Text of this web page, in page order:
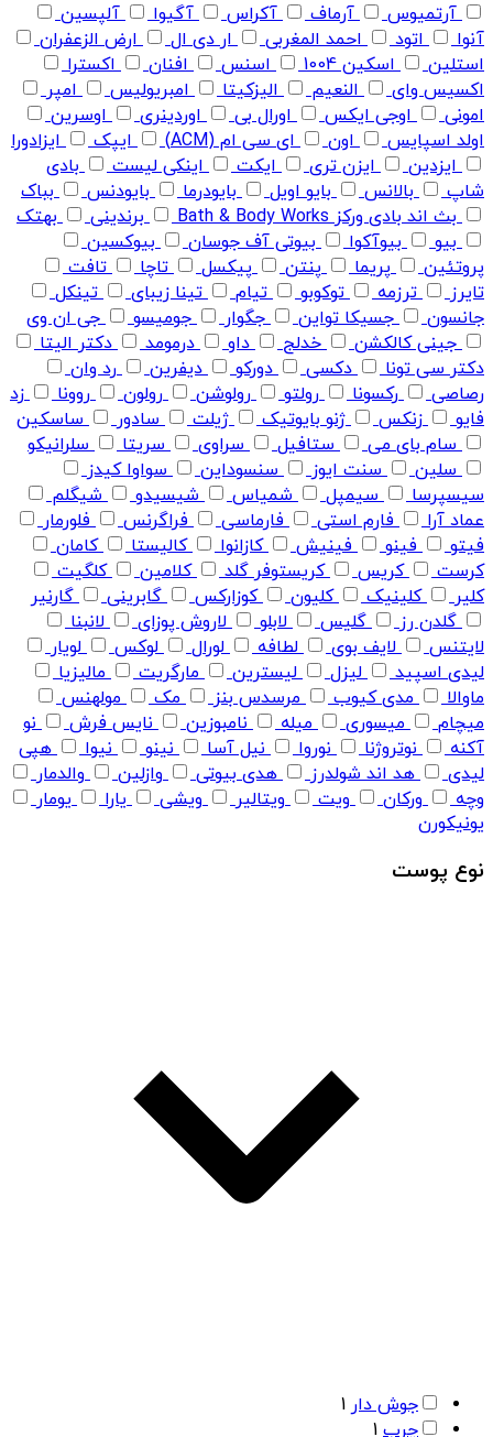
آرتمیوس آرماف آکراس آگیوا
آلپسین
آنوا
اتود احمد المغربی ار دی ال
ارض الزعفران
استلین
اسکین 1004 اسنس افنان
اکسترا
اکسیس وای
النعیم الیزکیتا امبریولیس
امپر
امونی
اوجی ایکس اورال بی اوردینری
اوسرین
اولد اسپایس
اون ای سی ام (ACM) ایپک
ایزادورا
ایزدین
ایزن تری ایکت اینکی لیست
بادی
شاپ
بالانس بایو اویل بایودرما بایودنس
بباک
بث اند بادی ورکز Bath & Body Works
برندینی
بهتک
بیو
بیوآکوا بیوتی آف جوسان
بیوکسین
پروتئین
پریما پنتن پیکسل تاچا
تافت
تایرز
ترزمه توکوبو تیام تینا زیبای
تینکل
جانسون
جسیکا تواین جگوار جومیسو
جی ان وی
جینی کالکشن
خدلج داو درمومد
دکتر الیتا
دکتر سی تونا
دکسی دورکو دیفرین
رد وان
رصاصی
رکسونا رولتو رولوشن رولون روونا
زد
فایو
زنکس ژنو بایوتیک ژیلت سادور
ساسکین
سام بای می
ستافیل سراوی سریتا
سلرانیکو
سلین
سنت ایوز سنسوداین
سواوا کیدز
سیسپرسا
سیمپل شمیاس شیسیدو
شیگلم
عماد آرا
فارم استی فارماسی فراگرنس
فلورمار
فیتو
فینو فینیش کازانوا کالیستا
کامان
کرست
کریس کریستوفر گلد کلامین
کلگیت
کلیر
کلینیک کلیون کوزارکس گابرینی
گارنیر
گلدن رز
گلیس لابلو لاروش پوزای
لانبنا
لایتنس
لایف بوی لطافه لورال لوکس
لویار
لیدی اسپید
لیزل لیسترین مارگریت
مالیزیا
ماوالا
مدی کیوب مرسدس بنز مک
مولهنس
میچام
میسوری میله نامبوزین نایس فرش
نو
آکنه
نوتروژنا نوروا نیل آسا نینو نیوا
هپی
لیدی
هد اند شولدرز هدی بیوتی وازلین
والدمار
وچه
ورکان ویت ویتالیر ویشی یارا
یومار
یونیکورن
نوع پوست
جوش دار 1
چرب 1